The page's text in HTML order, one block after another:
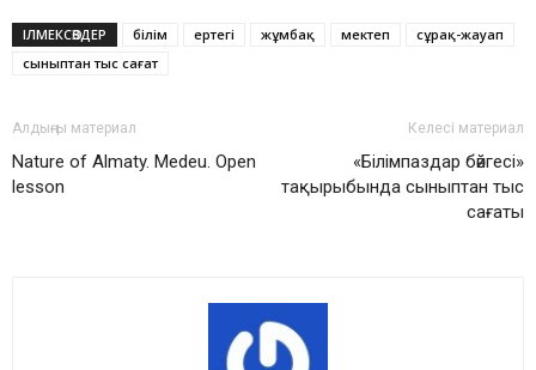
ІЛМЕКСӨЗДЕР білім ертегі жұмбақ мектеп
сұрақ-жауап
сыныптан тыс сағат
Алдыңғы материал
Nature of Almaty. Medeu. Open
lesson
Келесі материал
«Білімпаздар бәйгесі»
тақырыбында сыныптан тыс
сағаты